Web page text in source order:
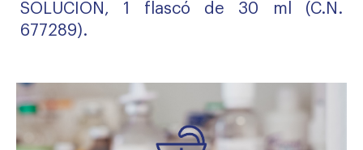
SOLUCION, 1 flascó de 30 ml (C.N.
677289).